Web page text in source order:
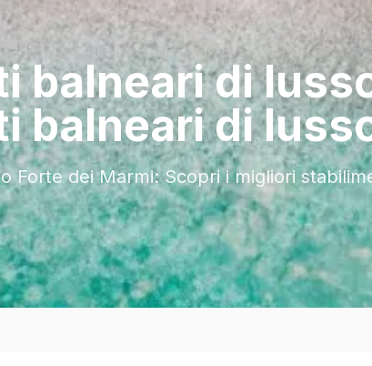
balneari di
balneari di
Forte dei Marmi: Scopri i migliori